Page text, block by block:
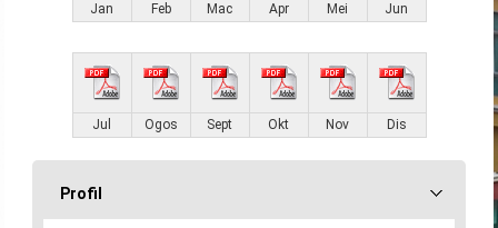
Jan Feb Mac Apr Mei Jun
Jul Ogos Sept Okt Nov Dis
Profil